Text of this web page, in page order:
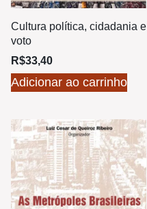
Cultura política, cidadania e
voto
R$33,40
Adicionar ao carrinho